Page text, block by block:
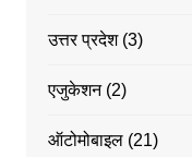
उत्तर प्रदेश(3)
एजुकेशन(2)
ऑटोमोबाइल(21)